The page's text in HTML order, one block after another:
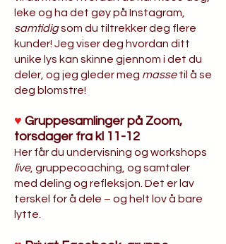
leke og ha det gøy på Instagram,
samtidigsom du tiltrekker deg flere
kunder! Jeg viser deg hvordan ditt
unike lys kan skinne gjennom i det du
deler, og jeg gleder meg massetil å se
deg blomstre!
♥ Gruppesamlinger på Zoom,
torsdager fra kl 11-12
Her får du undervisning og workshops
live, gruppecoaching, og samtaler
med deling og refleksjon. Det er lav
terskel for å dele – og helt lov å bare
lytte.